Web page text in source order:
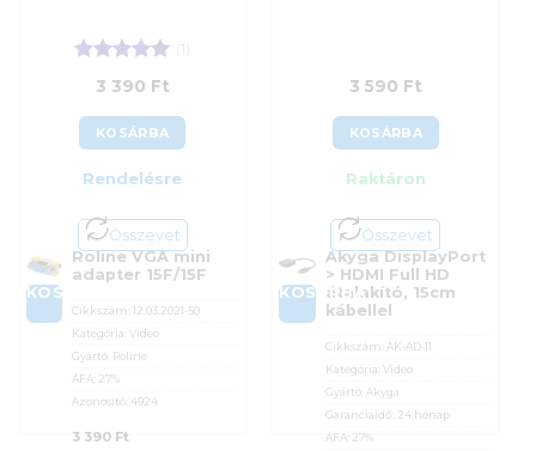
Értékelés:5
/ 53 390 Ft
KOSÁRBA
Rendelésre
Összevet
KOSÁRBA
Roline VGA mini
adapter 15F/15F
Cikkszám:12.03.2021-50
Kategória:Video
Gyártó: Roline
ÁFA: 27%
Azonosító: 4924
3 390 Ft
3 590 Ft
KOSÁRBA
Raktáron
Összevet
KOSÁRBA
Akyga DisplayPort
> HDMI Full HD
átalakító, 15cm
kábellel
Cikkszám: AK-AD-11
Kategória: Video
Gyártó: Akyga
Garanciaidő: 24 hónap
ÁFA: 27%